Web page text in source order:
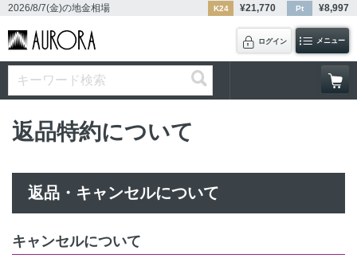
2026/8/7(金)の地金相場 K24 ¥21,770 Pt ¥8,997
ログイン メニュー
返品特約について
返品・キャンセルについて
キャンセルについて